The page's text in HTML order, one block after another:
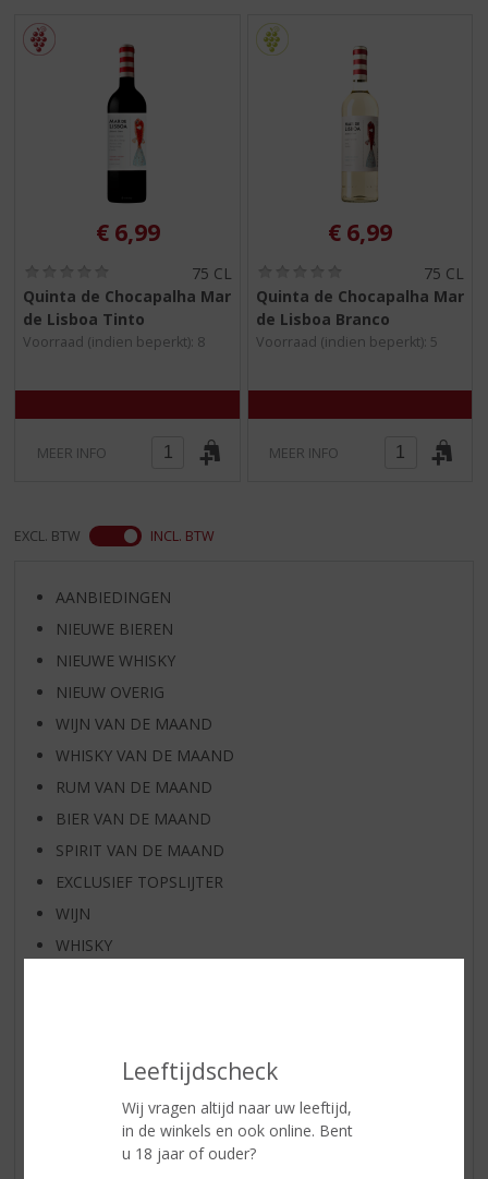
p
r
n
a
v
a
t
Leeftijdscheck
Wij vragen altijd naar uw leeftijd,
in de winkels en ook online. Bent
u 18 jaar of ouder?
€ 6,99
,
0
/
75 CL
Quinta de Chocapalha Mar
de Lisboa Tinto
Voorraad (indien beperkt): 8
MEER INFO
€ 6,99
,
0
/
75 CL
Quinta de Chocapalha Mar
de Lisboa Branco
Voorraad (indien beperkt): 5
MEER INFO
EXCL. BTW INCL. BTW
AANBIEDINGEN
NIEUWE BIEREN
NIEUWE WHISKY
NIEUW OVERIG
WIJN VAN DE MAAND
WHISKY VAN DE MAAND
RUM VAN DE MAAND
BIER VAN DE MAAND
SPIRIT VAN DE MAAND
EXCLUSIEF TOPSLIJTER
WIJN
WHISKY
KANT EN KLAAR
FRISDRANK
GLASWERK